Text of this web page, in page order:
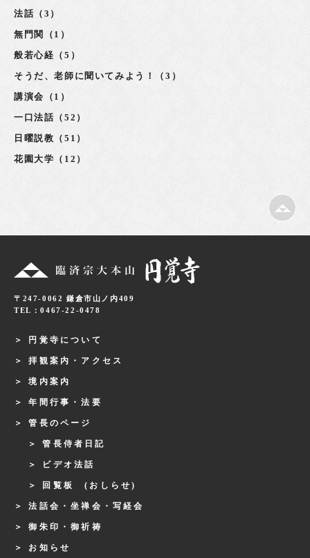
法話（3）
無門関（1）
般若心経（5）
そうだ、老師に聞いてみよう！（3）
講演会（1）
一口法話（52）
日曜説教（51）
花園大学（12）
〒247-0062 鎌倉市山ノ内409
TEL：0467-22-0478
円覚寺について
拝観案内・アクセス
境内案内
年間行事・法要
管長のページ
管長侍者日記
ビデオ法話
回覧板 (おしらせ)
法話会・坐禅会・写経会
御朱印・御祈祷
お知らせ